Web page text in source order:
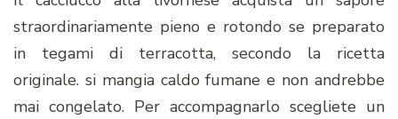
straordinariamente pieno e rotondo se preparato
in tegami di terracotta, secondo la ricetta
originale. si mangia caldo fumane e non andrebbe
mai congelato. Per accompagnarlo scegliete un